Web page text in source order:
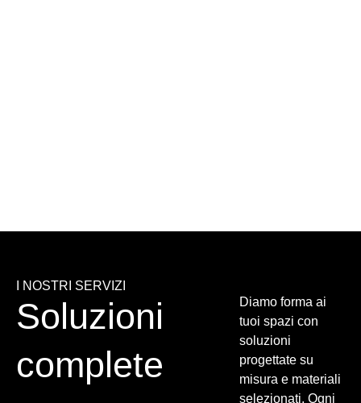
I NOSTRI SERVIZI
Soluzioni
complete
Diamo forma ai
tuoi spazi con
soluzioni
progettate su
misura e materiali
selezionati. Ogni